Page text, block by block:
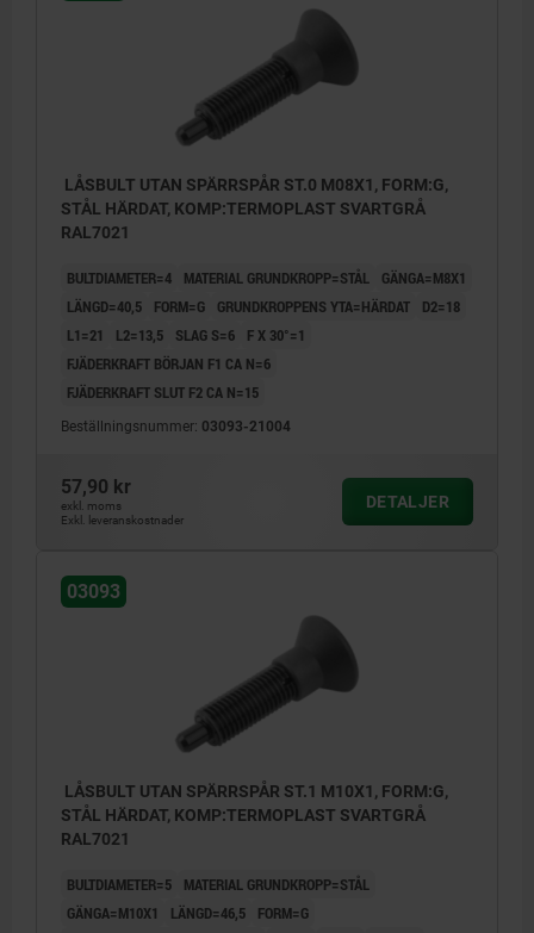
LÅSBULT UTAN SPÄRRSPÅR ST.0 M08X1, FORM:G,
STÅL HÄRDAT, KOMP:TERMOPLAST SVARTGRÅ
RAL7021
BULTDIAMETER=4 MATERIAL GRUNDKROPP=STÅL
GÄNGA=M8X1
LÄNGD=40,5
FORM=G GRUNDKROPPENS YTA=HÄRDAT
D2=18
L1=21
L2=13,5 SLAG S=6
F X 30°=1
FJÄDERKRAFT BÖRJAN F1 CA N=6
FJÄDERKRAFT SLUT F2 CA N=15
Beställningsnummer: 03093-21004
57,90 kr
exkl. moms
Exkl. leveranskostnader
DETALJER
03093
LÅSBULT UTAN SPÄRRSPÅR ST.1 M10X1, FORM:G,
STÅL HÄRDAT, KOMP:TERMOPLAST SVARTGRÅ
RAL7021
BULTDIAMETER=5
MATERIAL GRUNDKROPP=STÅL
GÄNGA=M10X1
LÄNGD=46,5
FORM=G